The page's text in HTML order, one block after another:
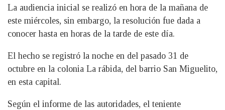
La audiencia inicial se realizó en hora de la mañana de
este miércoles, sin embargo, la resolución fue dada a
conocer hasta en horas de la tarde de este día.
El hecho se registró la noche en del pasado 31 de
octubre en la colonia La rábida, del barrio San Miguelito,
en esta capital.
Según el informe de las autoridades, el teniente